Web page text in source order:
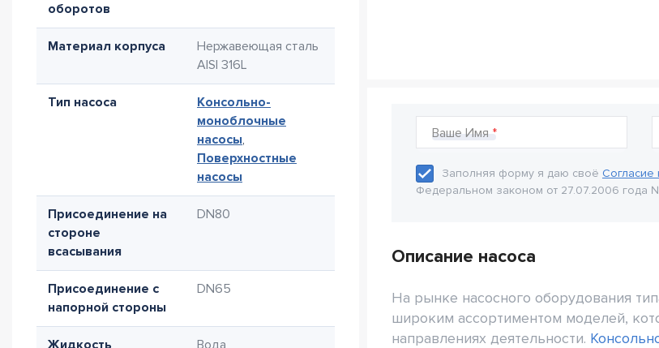
оборотов
Материал корпуса
Нержавеющая сталь
AISI 316L
Тип насоса
Консольно-
моноблочные
насосы,
Поверхностные
насосы
Присоединение на
стороне
всасывания
DN80
Присоединение с
напорной стороны
DN65
Жидкость Вода
Ваше Имя
Заполняя форму я даю своё Согласие
Федеральном законом от 27.07.2006 года
Описание насоса
На рынке насосного оборудования
широким ассортиментом моделей,
направлениях деятельности.